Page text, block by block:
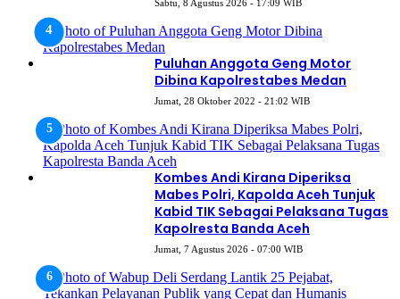
Sabtu, 8 Agustus 2026 - 17:09 WIB
Puluhan Anggota Geng Motor
Dibina Kapolrestabes Medan
Jumat, 28 Oktober 2022 - 21:02 WIB
Kombes Andi Kirana Diperiksa
Mabes Polri, Kapolda Aceh Tunjuk
Kabid TIK Sebagai Pelaksana Tugas
Kapolresta Banda Aceh
Jumat, 7 Agustus 2026 - 07:00 WIB